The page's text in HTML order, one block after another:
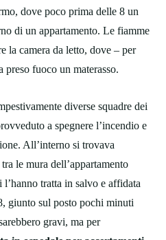
dove poco prima delle 8 un
di un appartamento. Le fiamme
la camera da letto, dove – per
preso fuoco un materasso.
diverse squadre dei
a spegnere l’incendio e
All’interno si trovava
le mura dell’appartamento
tratta in salvo e affidata
giunto sul posto pochi minuti
gravi, ma per